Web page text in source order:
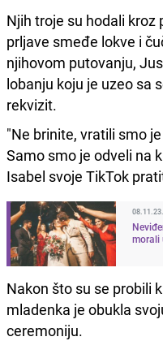
Njih troje su hodali kroz
prljave smeđe lokve i
njihovom putovanju,
lobanju koju je uzeo sa
rekvizit.
"Ne brinite, vratili smo
Samo smo je odveli na
Isabel svoje TikTok
morali
Nakon što su se probili
mladenka je obukla
ceremoniju.